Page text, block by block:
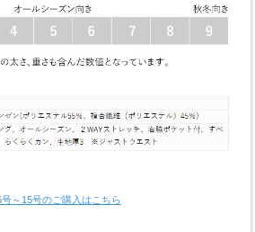
～15号のご購入はこちら